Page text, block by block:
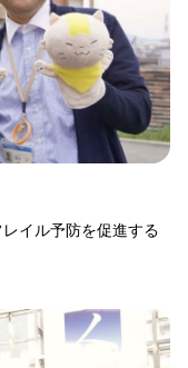
イル予防を促進する